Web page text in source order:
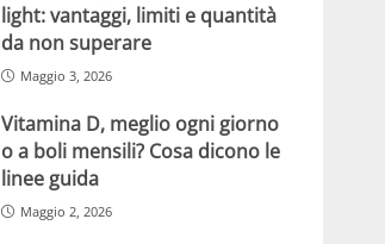
light: vantaggi, limiti e quantità
da non superare
Maggio 3, 2026
Vitamina D, meglio ogni giorno
o a boli mensili? Cosa dicono le
linee guida
Maggio 2, 2026